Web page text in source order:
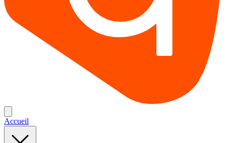
Accueil